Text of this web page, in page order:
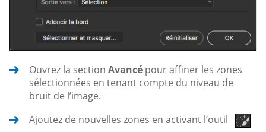
Ouvrez la section Avancé pour affiner les zones
sélectionnées en tenant compte du niveau de
bruit de l’image.
Ajoutez de nouvelles zones en activant l’outil